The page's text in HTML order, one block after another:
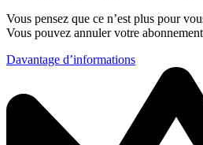
Vous pensez que ce n’est plus pour
Vous pouvez annuler votre
Davantage d’informations